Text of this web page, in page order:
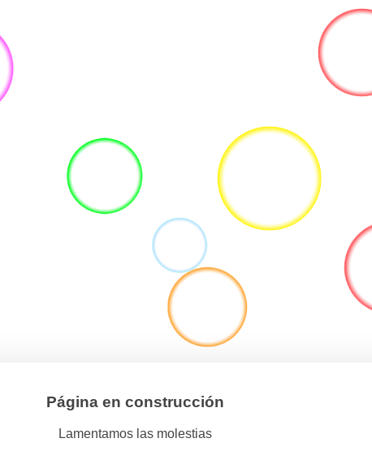
Página en construcción
Lamentamos las molestias